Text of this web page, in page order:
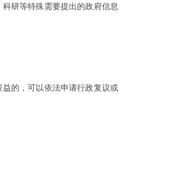
研等特殊需要提出的政府信息
的，可以依法申请行政复议或